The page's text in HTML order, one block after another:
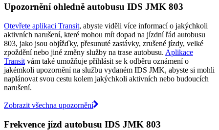
Upozornění ohledně autobusu IDS JMK 803
Otevřete aplikaci Transit, abyste viděli více informací o jakýchkoli
aktivních narušení, které mohou mít dopad na jízdní řád autobusu
803, jako jsou objížďky, přesunuté zastávky, zrušené jízdy, velké
zpoždění nebo jiné změny služby na trase autobusu. Aplikace
Transit vám také umožňuje přihlásit se k odběru oznámení o
jakémkoli upozornění na službu vydaném IDS JMK, abyste si mohli
naplánovat svou cestu kolem jakýchkoli aktivních nebo budoucích
narušení.
Zobrazit všechna upozornění
Frekvence jízd autobusu IDS JMK 803